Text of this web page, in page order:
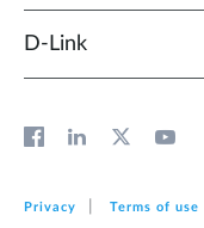
D‑Link
Privacy Terms of use